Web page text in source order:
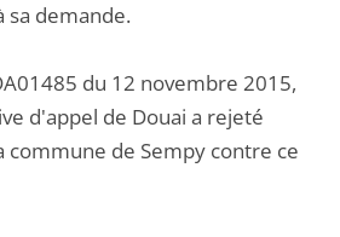
sa demande.
du 12 novembre 2015,
d'appel de Douai a rejeté
commune de Sempy contre ce